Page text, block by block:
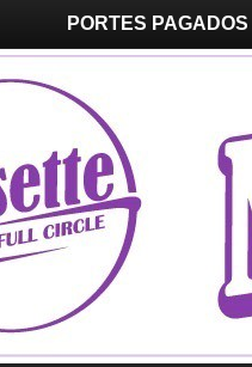
PORTES PAGADOS